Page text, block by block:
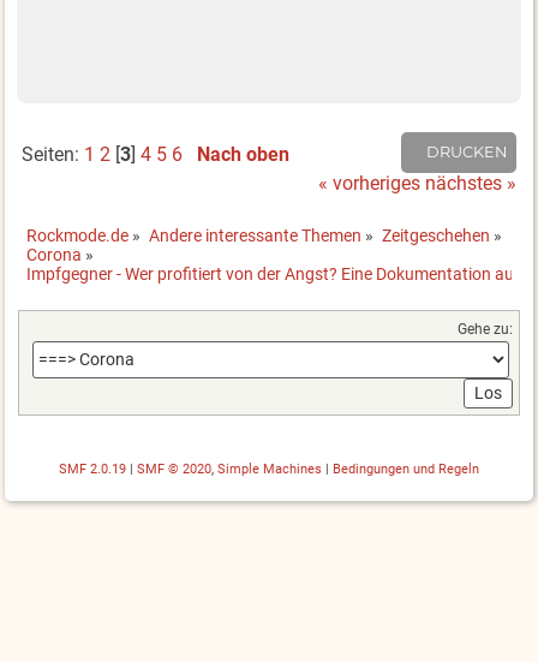
DRUCKEN
Seiten: 1 2 [3] 4 5 6
Nach oben
« vorheriges nächstes »
Rockmode.de » Andere interessante Themen » Zeitgeschehen »
Corona »
Impfgegner - Wer profitiert von der Angst? Eine Dokumentation auf
Gehe zu:
SMF 2.0.19 SMF © 2020, Simple Machines Bedingungen und Regeln